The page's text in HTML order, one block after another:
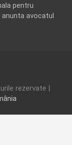
pentru
anunta avocatul
rezervate |